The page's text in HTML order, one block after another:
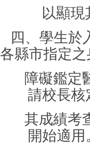
以顯
四、學生於
各縣市指定
障礙鑑定
請校長核
其成績考
開始適用